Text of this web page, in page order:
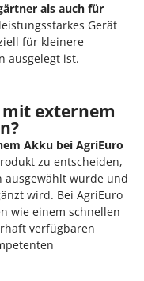
als auch für
Gerät
für kleinere
ausgelegt ist.
mit externem
Akku bei AgriEuro
zu entscheiden,
ausgewählt wurde und
wird. Bei AgriEuro
wie einem schnellen
verfügbaren